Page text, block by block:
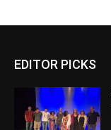
EDITOR PICKS